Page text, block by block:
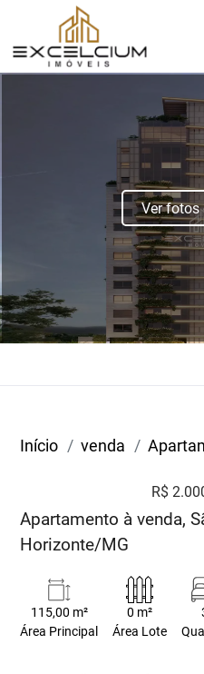
Ver fotos
Início venda
R$
Apartamento à venda,
Horizonte/MG
115,00 m²
Área Principal
0 m²
Área Lote